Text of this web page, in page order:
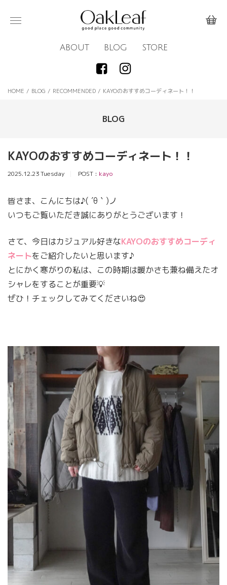
ABOUT BLOG STORE
HOME / BLOG / RECOMMENDED / KAYOのおすすめコーディネート！！
BLOG
KAYOのおすすめコーディネート！！
2025.12.23 Tuesday POST : kayo
皆さま、こんにちは♪( ´θ｀)ノ
いつもご覧いただき誠にありがとうございます！
さて、今日はカジュアル好きなKAYOのおすすめコーディ
ネートをご紹介したいと思います♪
とにかく寒がりの私は、この時期は暖かさも兼ね備えたオ
シャレをすることが重要💡
ぜひ！チェックしてみてくださいね😍